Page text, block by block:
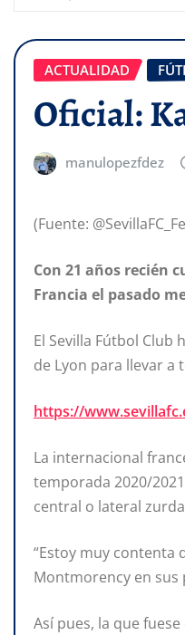
ACTUALIDAD
Oficial:
manulopezfdez
(Fuente:
Con 21 años recién
Francia el pasado
El Sevilla Fútbol Club
de Lyon para llevar a
https://
La internacional
temporada 2020/
central o lateral
“Estoy muy contenta
Montmorency en
Así pues, la que